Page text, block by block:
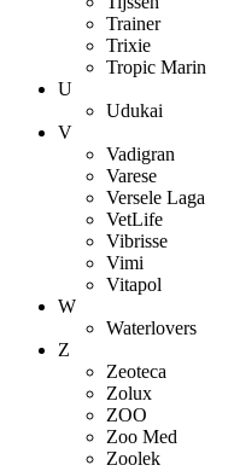
Trainer
Trixie
Tropic Marin
U
Udukai
V
Vadigran
Varese
Versele Laga
VetLife
Vibrisse
Vimi
Vitapol
W
Waterlovers
Z
Zeoteca
Zolux
ZOO
Zoo Med
Zoolek